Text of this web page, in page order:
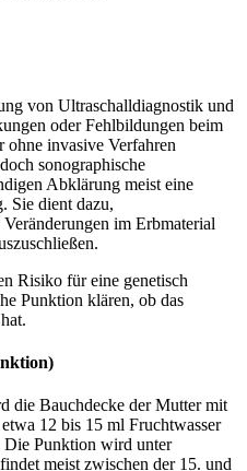
von Ultraschalldiagnostik und
oder Fehlbildungen beim
invasive Verfahren
sonographische
Abklärung meist eine
Sie dient dazu,
im Erbmaterial
Risiko für eine genetisch
Punktion klären, ob das
die Bauchdecke der Mutter mit
12 bis 15 ml Fruchtwasser
Die Punktion wird unter
meist zwischen der 15. und